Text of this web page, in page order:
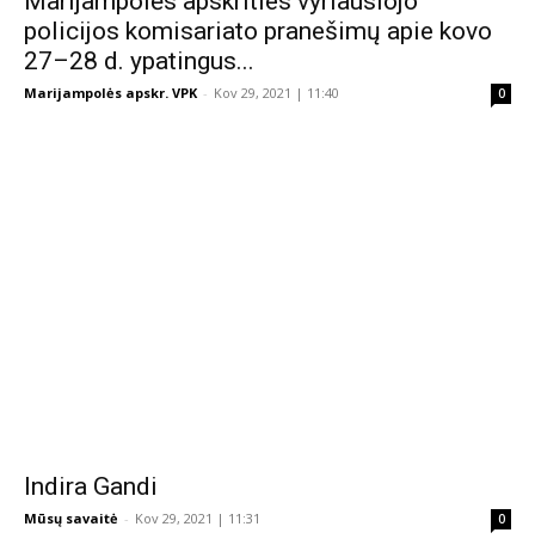
policijos komisariato pranešimų apie kovo
27–28 d. ypatingus...
Marijampolės apskr. VPK - Kov 29, 2021 | 11:40 0
Indira Gandi
Mūsų savaitė - Kov 29, 2021 | 11:31 0